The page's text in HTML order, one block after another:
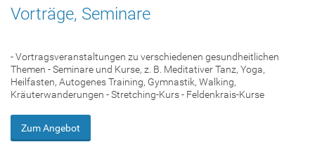
Vorträge, Seminare
- Vortragsveranstaltungen zu verschiedenen gesundheitlichen
Themen - Seminare und Kurse, z. B. Meditativer Tanz, Yoga,
Heilfasten, Autogenes Training, Gymnastik, Walking,
Kräuterwanderungen - Stretching-Kurs - Feldenkrais-Kurse
Zum Angebot